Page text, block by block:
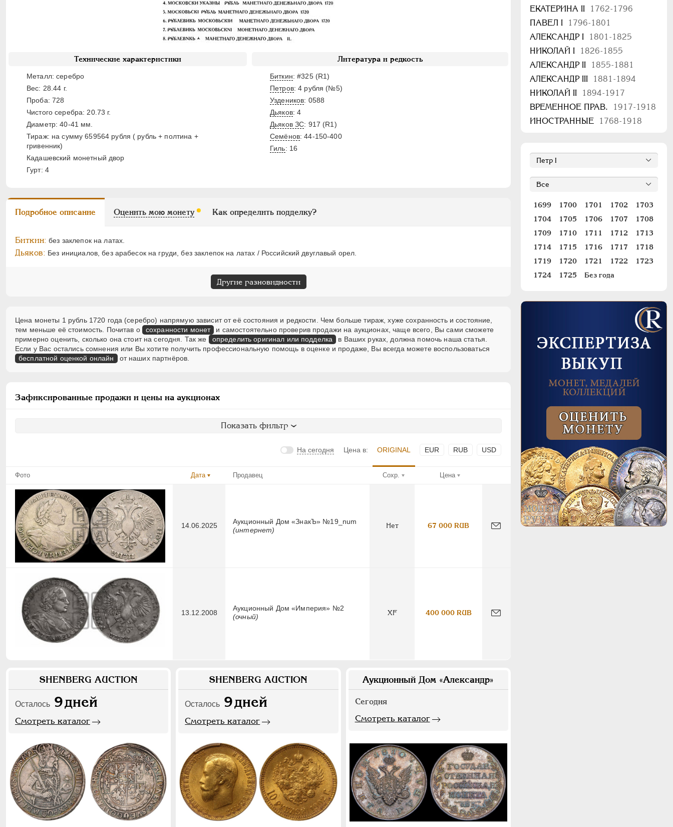
Технические характеристики
Металл: серебро
Вес: 28.44 г.
Проба: 728
Чистого серебра: 20.73 г.
Диаметр: 40-41 мм.
Тираж: на сумму 659564 рубля ( рубль + полтина +
гривенник)
Кадашевский монетный двор
Гурт: 4
Литература и редкость
Биткин: #325 (R1)
Петров: 4 рубля (№5)
Уздеников: 0588
Дьяков: 4
Дьяков ЗС: 917 (R1)
Семёнов: 44-150-400
Гиль: 16
Подробное описание Оценить мою монету Как определить подделку?
Биткин: без заклепок на латах.
Дьяков: Без инициалов, без арабесок на груди, без заклепок на латах / Российский двуглавый орел.
Другие разновидности
Цена монеты 1 рубль 1720 года (серебро) напрямую зависит от её состояния и редкости. Чем больше тираж, хуже сохранность и состояние,
тем меньше её стоимость. Почитав о
сохранности монет
и самостоятельно проверив продажи на аукционах, чаще всего, Вы сами сможете
примерно оценить, сколько она стоит на сегодня. Так же
определить оригинал или подделка
в Ваших руках, должна помочь наша статья.
Если у Вас остались сомнения или Вы хотите получить профессиональную помощь в оценке и продаже, Вы всегда можете воспользоваться
бесплатной оценкой онлайн от наших партнёров.
Зафиксированные продажи и цены на аукционах
Показать фильтр
На сегодня Цена в: ORIGINAL EUR RUB USD
Фото Дата Продавец Сохр. Цена
14.06.2025
Аукционный Дом «ЗнакЪ» №19_num
(интернет)
Нет 67 000 RUB
13.12.2008
Аукционный Дом «Империя» №2
(очный)
XF 400 000 RUB
SHENBERG AUCTION
Осталось 9дней
Смотреть каталог
SHENBERG AUCTION
Осталось 9дней
Смотреть каталог
Аукционный Дом «Александр»
Сегодня
Смотреть каталог
ЕКАТЕРИНА II
1762-1796
ПАВЕЛ I
1796-1801
АЛЕКСАНДР I
1801-1825
НИКОЛАЙ I
1826-1855
АЛЕКСАНДР II
1855-1881
АЛЕКСАНДР III
1881-1894
НИКОЛАЙ II
1894-1917
ВРЕМЕННОЕ ПРАВ.
1917-1918
ИНОСТРАННЫЕ
1768-1918
1699 1700 1701 1702
1703
1704
1705 1706 1707
1708
1709
1710 1711 1712
1713
1714
1715 1716 1717
1718
1719
1720 1721 1722
1723
1724
1725 Без года